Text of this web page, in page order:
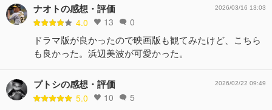
ナオトの感想・評価
4.0 13 0
2026/03/16 13:03
ドラマ版が良かったので映画版も観てみたけど、こちら
も良かった。浜辺美波が可愛かった。
プトシの感想・評価
5.0 10 5
2026/02/22 09:49